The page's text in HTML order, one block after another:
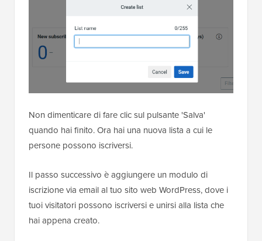
Non dimenticare di fare clic sul pulsante 'Salva'
quando hai finito. Ora hai una nuova lista a cui le
persone possono iscriversi.
Il passo successivo è aggiungere un modulo di
iscrizione via email al tuo sito web WordPress, dove i
tuoi visitatori possono iscriversi e unirsi alla lista che
hai appena creato.